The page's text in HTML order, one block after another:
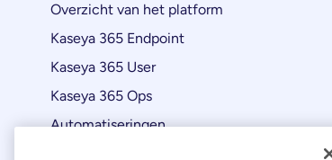
Overzicht van het platform
Kaseya 365 Endpoint
Kaseya 365 User
Kaseya 365 Ops
Automatiseringen